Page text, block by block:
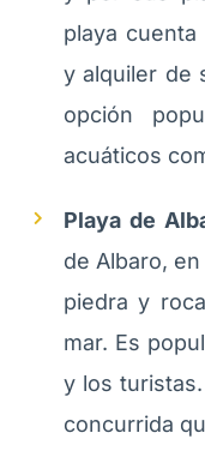
playa
y alquiler de
opción
acuáticos
Playa de
de Albaro,
piedra y
mar. Es
y los
concurrida